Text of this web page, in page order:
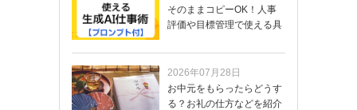
そのままコピーOK！人事
評価や目標管理で使える具
2026年07月28日
お中元をもらったらどうす
る？お礼の仕方などを紹介